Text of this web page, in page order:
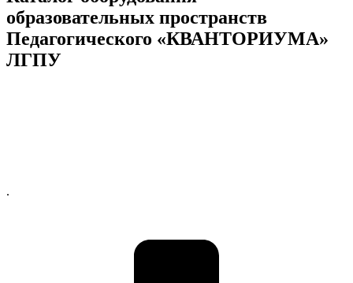
образовательных пространств
Педагогического «КВАНТОРИУМА»
ЛГПУ
.